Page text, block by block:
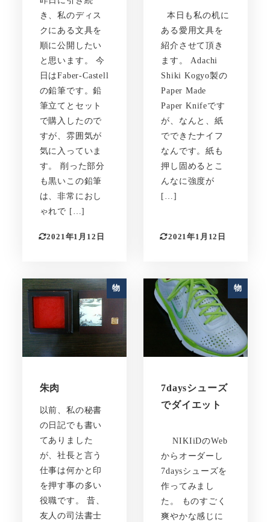
き、私のディス
クにある文具を
順に公開したい
と思います。 今
日はFaber-Castell
の鉛筆です。鉛
筆立てとセット
で購入したので
すが、雰囲気が
気に入っていま
す。 削った部分
も黒いこの鉛筆
は、非常におし
ゃれで […]
2021年1月12日
本日も私の机に
ある愛用文具を
紹介させて頂き
ます。 Adachi
Shiki Kogyo製の
Paper Made
Paper Knifeです
が、なんと、紙
でできたナイフ
なんです。紙も
押し固めるとこ
んなに強度が
[…]
2021年1月12日
物
朱肉
以前、私の秘書
の日記でも書い
てありました
が、社長と言う
仕事は何かと印
を押す事の多い
役職です。 昔、
友人の司法書士
物
7daysシューズ
でダイエット
NIKIiDのWeb
からオーダーし
7daysシューズを
作ってみまし
た。 ものすごく
爽やかな感じに